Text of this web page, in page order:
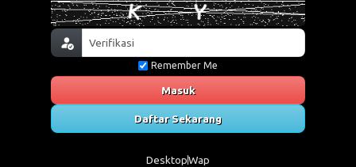
Remember Me
Masuk
Daftar Sekarang
DesktopWap